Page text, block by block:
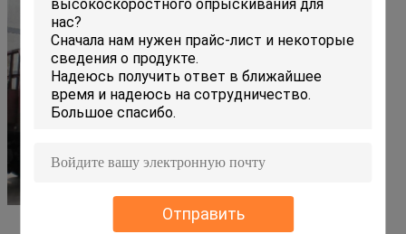
Отправить